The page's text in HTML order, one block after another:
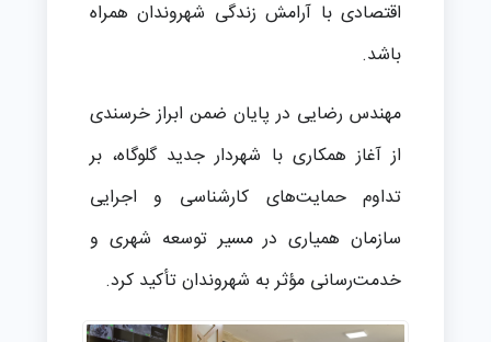
اقتصادی با آرامش زندگی شهروندان همراه
باشد.
مهندس رضایی در پایان ضمن ابراز خرسندی
از آغاز همکاری با شهردار جدید گلوگاه، بر
تداوم حمایت‌های کارشناسی و اجرایی
سازمان همیاری در مسیر توسعه شهری و
خدمت‌رسانی مؤثر به شهروندان تأکید کرد.